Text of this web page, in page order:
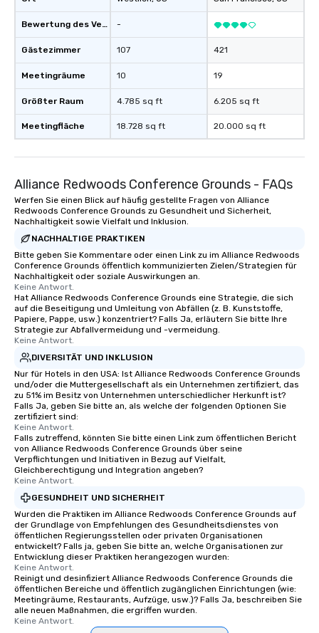
Bewertung des Veranstaltungsortes
Gästezimmer
Meetingräume
Größter Raum
Meetingfläche
-
107
10
4.785 sq ft
18.728 sq ft
421
19
6.205 sq ft
20.000 sq ft
Alliance Redwoods Conference Grounds - FAQs
Werfen Sie einen Blick auf häufig gestellte Fragen von Alliance
Redwoods Conference Grounds zu Gesundheit und Sicherheit,
Nachhaltigkeit sowie Vielfalt und Inklusion.
NACHHALTIGE PRAKTIKEN
Bitte geben Sie Kommentare oder einen Link zu im Alliance Redwoods
Conference Grounds öffentlich kommunizierten Zielen/Strategien für
Nachhaltigkeit oder soziale Auswirkungen an.
Keine Antwort.
Hat Alliance Redwoods Conference Grounds eine Strategie, die sich
auf die Beseitigung und Umleitung von Abfällen (z. B. Kunststoffe,
Papiere, Pappe, usw.) konzentriert? Falls Ja, erläutern Sie bitte Ihre
Strategie zur Abfallvermeidung und -vermeidung.
Keine Antwort.
DIVERSITÄT UND INKLUSION
Nur für Hotels in den USA: Ist Alliance Redwoods Conference Grounds
und/oder die Muttergesellschaft als ein Unternehmen zertifiziert, das
zu 51% im Besitz von Unternehmen unterschiedlicher Herkunft ist?
Falls Ja, geben Sie bitte an, als welche der folgenden Optionen Sie
zertifiziert sind:
Keine Antwort.
Falls zutreffend, könnten Sie bitte einen Link zum öffentlichen Bericht
von Alliance Redwoods Conference Grounds über seine
Verpflichtungen und Initiativen in Bezug auf Vielfalt,
Gleichberechtigung und Integration angeben?
Keine Antwort.
GESUNDHEIT UND SICHERHEIT
Wurden die Praktiken im Alliance Redwoods Conference Grounds auf
der Grundlage von Empfehlungen des Gesundheitsdienstes von
öffentlichen Regierungsstellen oder privaten Organisationen
entwickelt? Falls ja, geben Sie bitte an, welche Organisationen zur
Entwicklung dieser Praktiken herangezogen wurden:
Keine Antwort.
Reinigt und desinfiziert Alliance Redwoods Conference Grounds die
öffentlichen Bereiche und öffentlich zugänglichen Einrichtungen (wie:
Meetingräume, Restaurants, Aufzüge, usw.)? Falls Ja, beschreiben Sie
alle neuen Maßnahmen, die ergriffen wurden.
Keine Antwort.